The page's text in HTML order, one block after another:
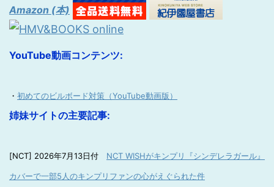
Amazon (本)
YouTube動画コンテンツ:
・ 初めてのビルボード対策（YouTube動画版）
姉妹サイトの主要記事:
[NCT] 2026年7月13日付 NCT WISHがキンプリ『シンデレラガール』
カバーで一部5人のキンプリファンの心がえぐられた件